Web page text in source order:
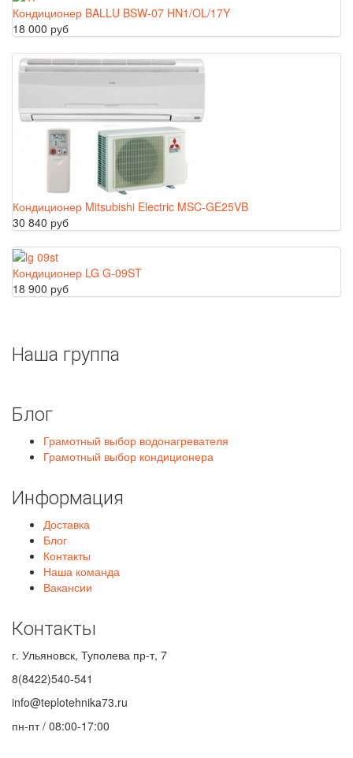
Кондиционер BALLU BSW-07 HN1/OL/17Y
18 000 руб
Кондиционер Mitsubishi Electric MSC-GE25VB
30 840 руб
Кондиционер LG G-09ST
18 900 руб
Наша группа
Блог
Грамотный выбор водонагревателя
Грамотный выбор кондиционера
Информация
Доставка
Блог
Контакты
Наша команда
Вакансии
Контакты
г. Ульяновск, Туполева пр-т, 7
8(8422)540-541
info@teplotehnika73.ru
пн-пт / 08:00-17:00